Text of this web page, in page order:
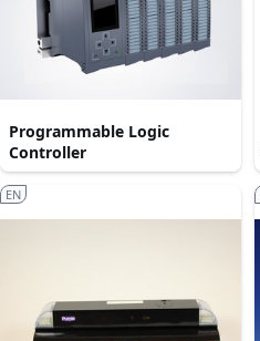
Programmable Logic
Controller
EN